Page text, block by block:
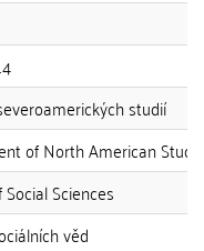
studií
of North American
Sciences
věd